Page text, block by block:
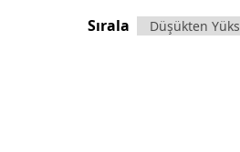
Sırala